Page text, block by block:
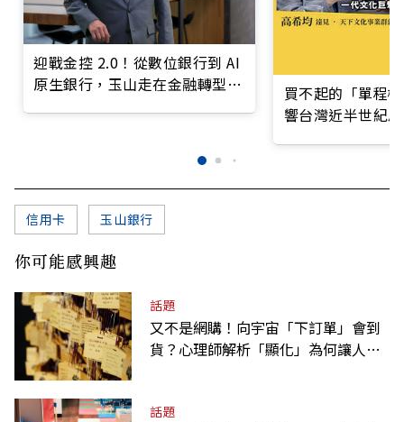
迎戰金控 2.0！從數位銀行到 AI
原生銀行，玉山走在金融轉型最
買不起的「單程
響台灣近半世紀
信用卡 玉山銀行
你可能感興趣
話題
又不是網購！向宇宙「下訂單」會到
貨？心理師解析「顯化」為何讓人無
話題